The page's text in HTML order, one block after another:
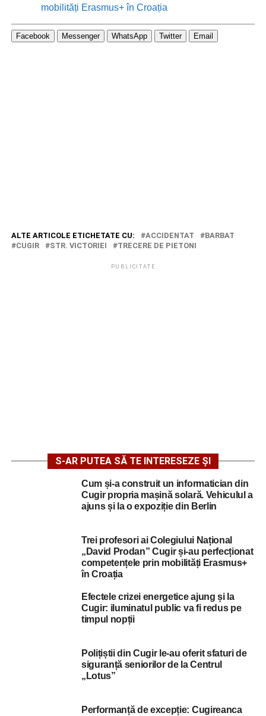
mobilități Erasmus+ în Croația
Facebook Messenger WhatsApp Twitter Email
ALTE ARTICOLE ETICHETATE CU: ACCIDENTAT
BARBAT
CUGIR
STR. VICTORIEI TRECERE DE PIETONI
PUBLICITATE
S-AR PUTEA SĂ TE INTERESEZE ȘI
Cum și-a construit un informatician din
Cugir propria mașină solară. Vehiculul a
ajuns și la o expoziție din Berlin
Trei profesori ai Colegiului Național
„David Prodan” Cugir și-au perfecționat
competențele prin mobilități Erasmus+
în Croația
Efectele crizei energetice ajung și la
Cugir: iluminatul public va fi redus pe
timpul nopții
Polițiștii din Cugir le-au oferit sfaturi de
siguranță seniorilor de la Centrul
„Lotus”
Performanță de excepție: Cugireanca